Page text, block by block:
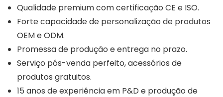
Qualidade premium com certificação CE e ISO.
Forte capacidade de personalização de produtos
OEM e ODM.
Promessa de produção e entrega no prazo.
Serviço pós-venda perfeito, acessórios de
produtos gratuitos.
15 anos de experiência em P&D e produção de